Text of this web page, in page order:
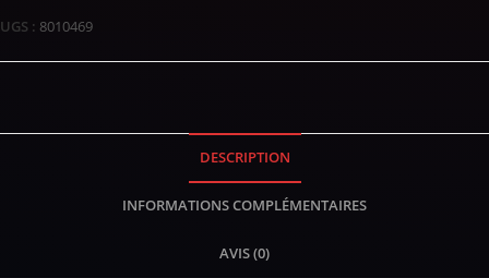
UGS : 8010469
DESCRIPTION
INFORMATIONS COMPLÉMENTAIRES
AVIS (0)